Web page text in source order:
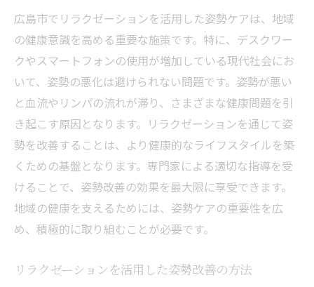
姿勢改善を支えるリラクゼーションの魅力
広島市での実践的な姿勢改善方法
リラクゼーションを通じた姿勢改善の実際
の体験談
広島市でのリラクゼーション技術の進化
リラクゼーションと姿勢改善の統合アプロ
ーチ
広島市で姿勢改善の効果を最大化する方法
血流とリンパの流れを促進する広島市のリラク
ゼーション
ズム
広島市でリラクゼーションを活用した姿勢ケアは、地域
の健康意識を高める重要な施策です。特に、デスクワー
クやスマートフォンの使用が増加している現代社会にお
いて、姿勢の悪化は避けられない問題です。姿勢が悪い
と血流やリンパの流れが滞り、さまざまな健康問題を引
き起こす原因となります。リラクゼーションを通じて姿
勢を改善することは、より健康的なライフスタイルを築
くための基盤となります。専門家による適切な指導を受
けることで、姿勢改善の効果を最大限に享受できます。
地域の健康を支えるためには、姿勢ケアの重要性を広
め、積極的に取り組むことが必要です。
リラクゼーションを活用した姿勢改善の方法